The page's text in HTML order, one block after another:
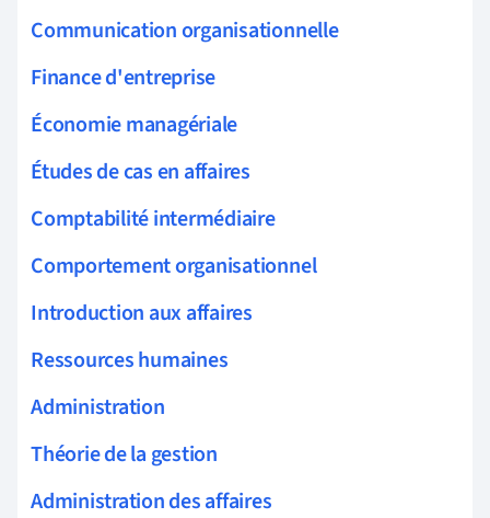
Communication organisationnelle
Finance d'entreprise
Économie managériale
Études de cas en affaires
Comptabilité intermédiaire
Comportement organisationnel
Introduction aux affaires
Ressources humaines
Administration
Théorie de la gestion
Administration des affaires